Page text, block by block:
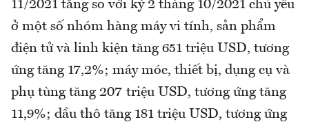
11/2021 tăng so với kỳ 2 tháng 10/2021 chủ yếu
ở một số nhóm hàng máy vi tính, sản phẩm
điện tử và linh kiện tăng 651 triệu USD, tương
ứng tăng 17,2%; máy móc, thiết bị, dụng cụ và
phụ tùng tăng 207 triệu USD, tương ứng tăng
11,9%; dầu thô tăng 181 triệu USD, tương ứng